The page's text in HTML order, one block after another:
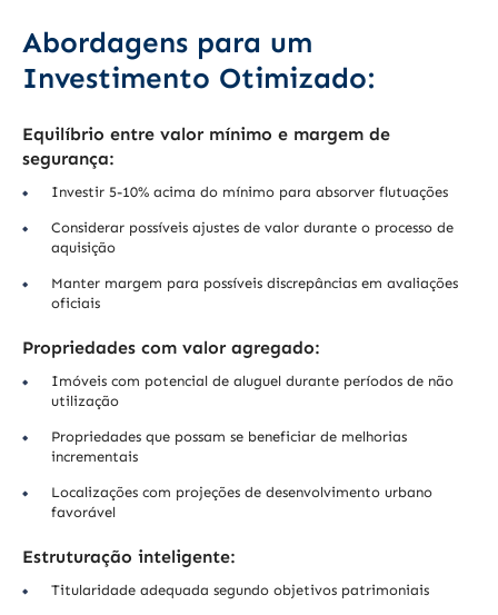
Abordagens para um
Investimento Otimizado:
Equilíbrio entre valor mínimo e margem de
segurança:
Investir 5-10% acima do mínimo para absorver flutuações
Considerar possíveis ajustes de valor durante o processo de
aquisição
Manter margem para possíveis discrepâncias em avaliações
oficiais
Propriedades com valor agregado:
Imóveis com potencial de aluguel durante períodos de não
utilização
Propriedades que possam se beneficiar de melhorias
incrementais
Localizações com projeções de desenvolvimento urbano
favorável
Estruturação inteligente:
Titularidade adequada segundo objetivos patrimoniais